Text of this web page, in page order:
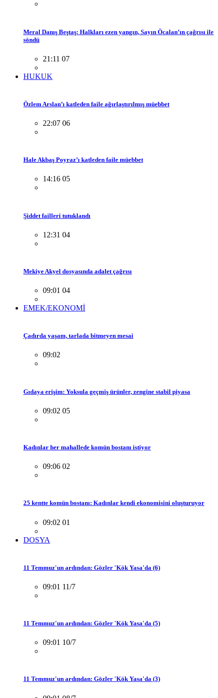
Meral Danış Beştaş: Halkları ezen yangın, Sayın Öcalan’ın çağrısı ile
söndü
21:11 07
HUKUK
Özlem Arslan’ı katleden faile ağırlaştırılmış müebbet
22:07 06
Hale Akbaş Poyraz’ı katleden faile müebbet
14:16 05
Şiddet failleri tutuklandı
12:31 04
Mekiye Akyel dosyasında adalet çağrısı
09:01 04
EMEK/EKONOMİ
Çadırda yaşam, tarlada bitmeyen mesai
09:02
Gıdaya erişim: Yoksula geçmiş ürünler, zengine stabil piyasa
09:02 05
Kadınlar her mahallede komün bostanı istiyor
09:06 02
25 kentte komün bostanı: Kadınlar kendi ekonomisini oluşturuyor
09:02 01
DOSYA
11 Temmuz'un ardından: Gözler 'Kök Yasa'da (6)
09:01 11/7
11 Temmuz'un ardından: Gözler 'Kök Yasa'da (5)
09:01 10/7
11 Temmuz'un ardından: Gözler 'Kök Yasa'da (3)